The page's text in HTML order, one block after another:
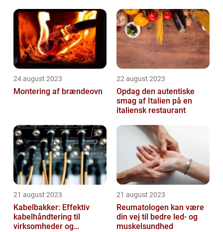
24 august 2023
Montering af brændeovn
22 august 2023
Opdag den autentiske
smag af Italien på en
italiensk restaurant
21 august 2023
Kabelbakker: Effektiv
kabelhåndtering til
virksomheder og
21 august 2023
Reumatologen kan være
din vej til bedre led- og
muskelsundhed